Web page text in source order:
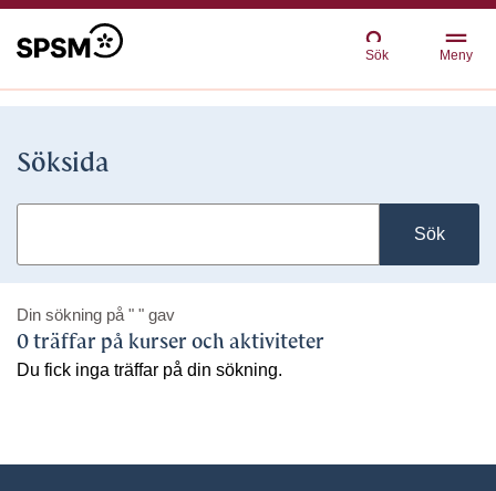
Sök Meny
Söksida
Sök
Din sökning på " " gav
0 träffar på kurser och aktiviteter
Du fick inga träffar på din sökning.